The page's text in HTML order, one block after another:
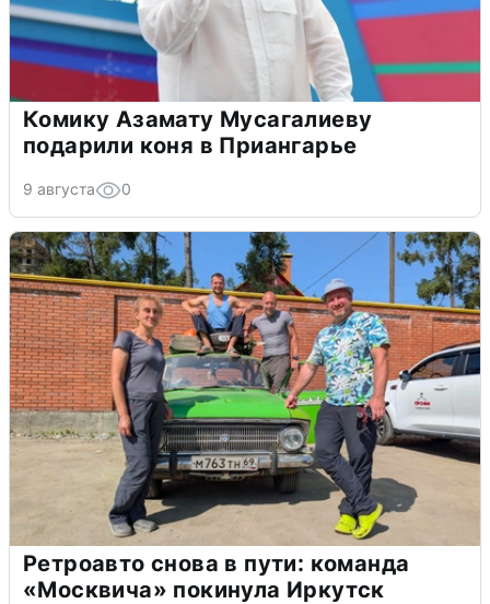
Комику Азамату Мусагалиеву
подарили коня в Приангарье
9 августа 0
Ретроавто снова в пути: команда
«Москвича» покинула Иркутск